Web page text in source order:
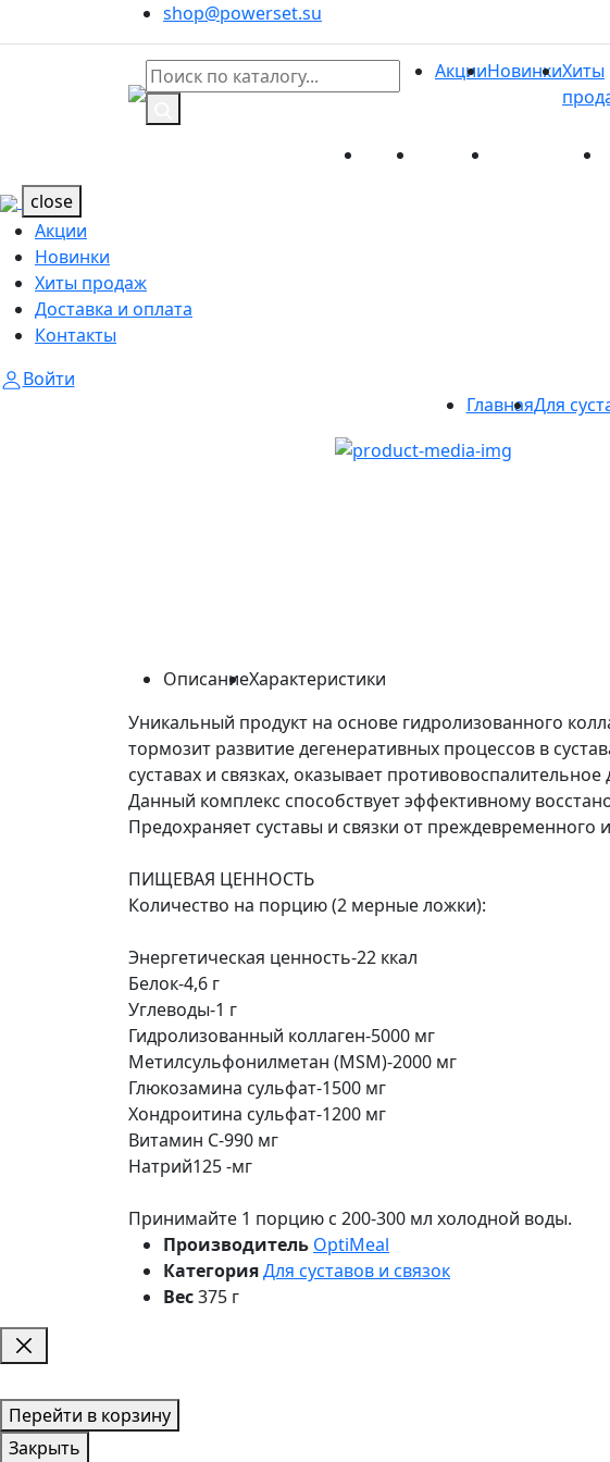
shop@powerset.su
АкцииНовинкиХиты
Акции Новинки Хиты продаж
close
Акции
Новинки
Хиты продаж
Доставка и оплата
Контакты
Войти
ГлавнаяДля
ОписаниеХарактеристики
Уникальный продукт на основе гидролизованного
тормозит развитие дегенеративных процессов в
суставах и связках, оказывает противовоспалительное
Данный комплекс способствует эффективному
Предохраняет суставы и связки от
ПИЩЕВАЯ ЦЕННОСТЬ
Количество на порцию (2 мерные ложки):
Энергетическая ценность-22 ккал
Белок-4,6 г
Углеводы-1 г
Гидролизованный коллаген-5000 мг
Метилсульфонилметан (MSM)-2000 мг
Глюкозамина сульфат-1500 мг
Хондроитина сульфат-1200 мг
Витамин С-990 мг
Натрий125 -мг
Принимайте 1 порцию с 200-300 мл холодной воды.
Производитель OptiMeal
КатегорияДля суставов и связок
Вес375 г
Перейти в корзину
Закрыть